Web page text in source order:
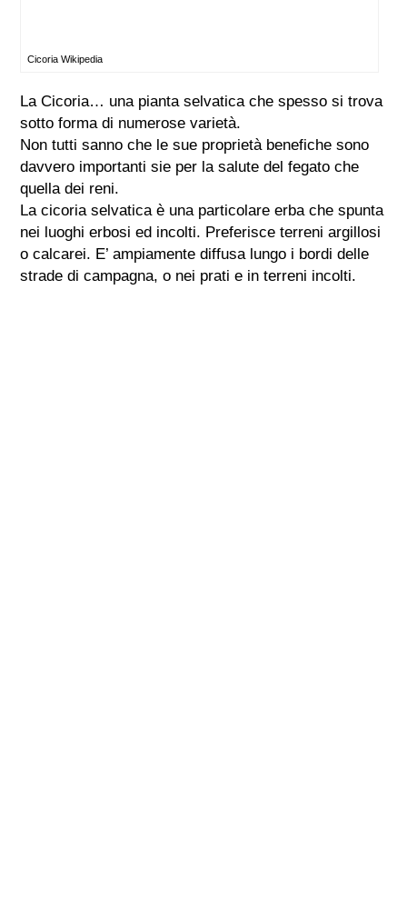
Cicoria Wikipedia
La Cicoria… una pianta selvatica che spesso si trova
sotto forma di numerose varietà.
Non tutti sanno che le sue proprietà benefiche sono
davvero importanti sie per la salute del fegato che
quella dei reni.
La cicoria selvatica è una particolare erba che spunta
nei luoghi erbosi ed incolti. Preferisce terreni argillosi
o calcarei. E’ ampiamente diffusa lungo i bordi delle
strade di campagna, o nei prati e in terreni incolti.